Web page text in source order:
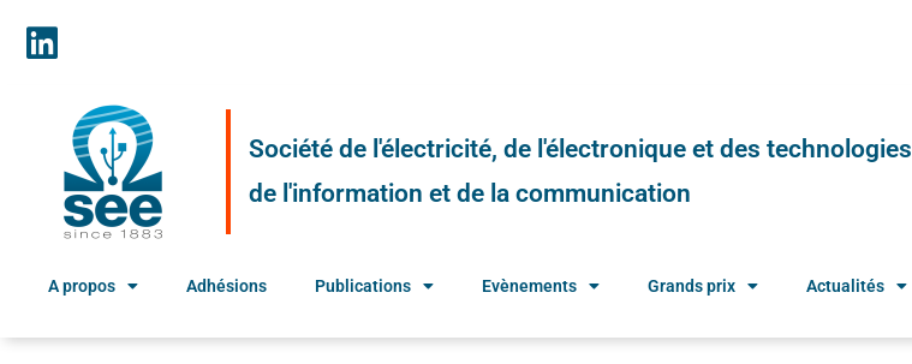
Société de l'électricité, de l'électronique et des technologies
de l'information et de la communication
A propos Adhésions Publications Evènements Grands prix Actualités